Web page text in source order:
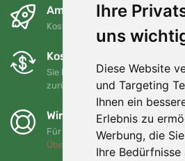
Ihre
uns
Diese Website
und Targeting
Ihnen ein
Erlebnis zu
Werbung, die
Ihre Bedürfnisse
Am nächsten Tag und
Kostenloser Versand für
Kostenloser Umtausch
Sie können Ihre Bestellung
zurückgeben oder umtauschen.
Wir unterstützen
Für jede Bestellung pflanzen wir
Über uns